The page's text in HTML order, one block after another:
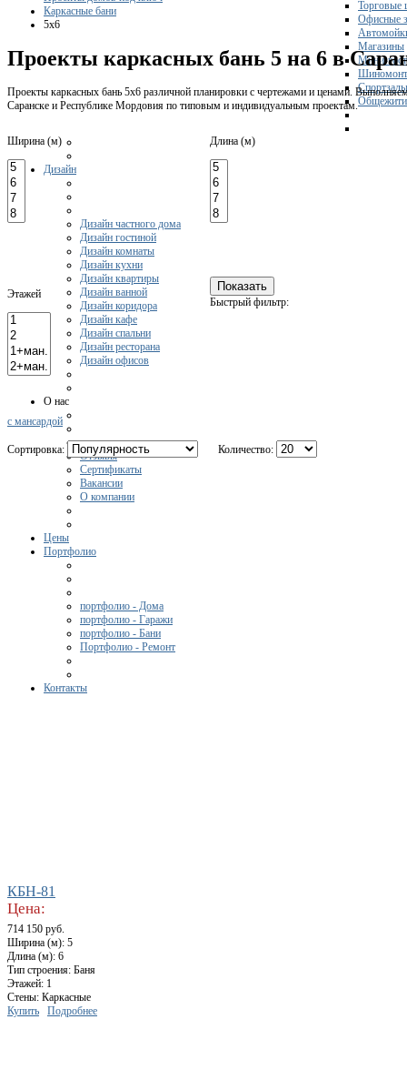
Торговые
Офисные
Магазины
Мини-
Спортзалы
Дизайн
Дизайн частного дома
Дизайн гостиной
Дизайн комнаты
Дизайн кухни
Дизайн квартиры
Дизайн ванной
Дизайн коридора
Дизайн кафе
Дизайн спальни
Дизайн ресторана
Дизайн офисов
О нас
Отзывы
Сертификаты
Вакансии
О компании
Цены
Портфолио
портфолио - Дома
портфолио - Гаражи
портфолио - Бани
Портфолио - Ремонт
Контакты
Каркасные бани
5x6
Проекты каркасных бань 5 на 6 в
Проекты каркасных бань 5х6 различной планировки с чертежами и ценами.
Саранске и Республике Мордовия по типовым и индивидуальным проектам.
Ширина (м) Длина (м)
Этажей
Быстрый фильтр:
с мансардой
Сортировка: Количество:
КБН-81
Цена:
714 150 руб.
Ширина (м): 5
Длина (м): 6
Тип строения: Баня
Этажей: 1
Стены: Каркасные
Купить
Подробнее